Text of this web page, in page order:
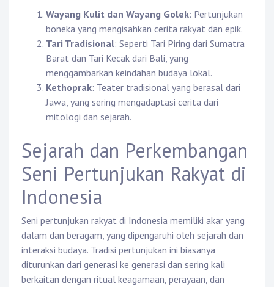
Wayang Kulit dan Wayang Golek: Pertunjukan
boneka yang mengisahkan cerita rakyat dan epik.
Tari Tradisional: Seperti Tari Piring dari Sumatra
Barat dan Tari Kecak dari Bali, yang
menggambarkan keindahan budaya lokal.
Kethoprak: Teater tradisional yang berasal dari
Jawa, yang sering mengadaptasi cerita dari
mitologi dan sejarah.
Sejarah dan Perkembangan
Seni Pertunjukan Rakyat di
Indonesia
Seni pertunjukan rakyat di Indonesia memiliki akar yang
dalam dan beragam, yang dipengaruhi oleh sejarah dan
interaksi budaya. Tradisi pertunjukan ini biasanya
diturunkan dari generasi ke generasi dan sering kali
berkaitan dengan ritual keagamaan, perayaan, dan